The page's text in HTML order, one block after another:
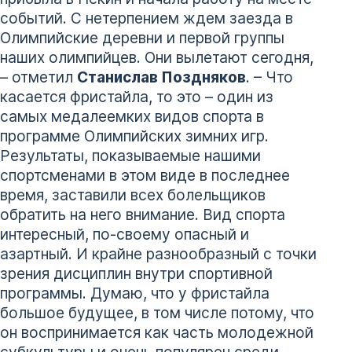
событий. С нетерпением ждем заезда в
Олимпийские деревни и первой группы
наших олимпийцев. Они вылетают сегодня,
– отметил Станислав Поздняков. – Что
касается фристайла, то это – один из
самых медалеемких видов спорта в
программе Олимпийских зимних игр.
Результаты, показываемые нашими
спортсменами в этом виде в последнее
время, заставили всех болельщиков
обратить на него внимание. Вид спорта
интересный, по-своему опасный и
азартный. И крайне разнообразный с точки
зрения дисциплин внутри спортивной
программы. Думаю, что у фристайла
большое будущее, в том числе потому, что
он воспринимается как часть молодежной